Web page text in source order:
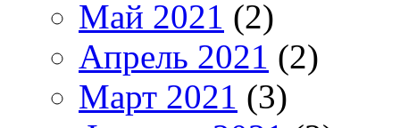
Май 2021 (2)
Апрель 2021 (2)
Март 2021 (3)